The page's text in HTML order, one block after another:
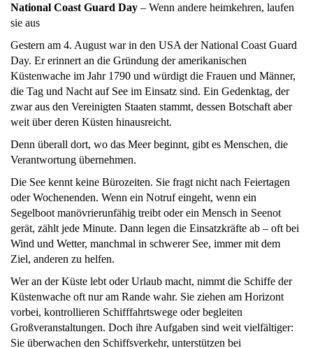
National Coast Guard Day – Wenn andere heimkehren, laufen
sie aus
Gestern am 4. August war in den USA der National Coast Guard
Day. Er erinnert an die Gründung der amerikanischen
Küstenwache im Jahr 1790 und würdigt die Frauen und Männer,
die Tag und Nacht auf See im Einsatz sind. Ein Gedenktag, der
zwar aus den Vereinigten Staaten stammt, dessen Botschaft aber
weit über deren Küsten hinausreicht.
Denn überall dort, wo das Meer beginnt, gibt es Menschen, die
Verantwortung übernehmen.
Die See kennt keine Bürozeiten. Sie fragt nicht nach Feiertagen
oder Wochenenden. Wenn ein Notruf eingeht, wenn ein
Segelboot manövrierunfähig treibt oder ein Mensch in Seenot
gerät, zählt jede Minute. Dann legen die Einsatzkräfte ab – oft bei
Wind und Wetter, manchmal in schwerer See, immer mit dem
Ziel, anderen zu helfen.
Wer an der Küste lebt oder Urlaub macht, nimmt die Schiffe der
Küstenwache oft nur am Rande wahr. Sie ziehen am Horizont
vorbei, kontrollieren Schifffahrtswege oder begleiten
Großveranstaltungen. Doch ihre Aufgaben sind weit vielfältiger:
Sie überwachen den Schiffsverkehr, unterstützen bei